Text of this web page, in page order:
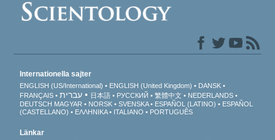
Internationella sajter
ENGLISH (US/International) ENGLISH (United Kingdom)
DANSK
FRANÇAIS
עברית 日本語 РУССКИЙ 繁體中文
NEDERLANDS
DEUTSCH MAGYAR NORSK SVENSKA ESPAÑOL (LATINO)
ESPAÑOL
(CASTELLANO)
ΕΛΛΗΝΙΚA ITALIANO PORTUGUÊS
Länkar